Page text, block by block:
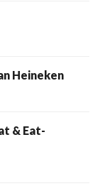
Heineken
& Eat-